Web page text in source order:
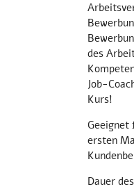
des
Job-
Kurs!
Geeignet
ersten
Dauer